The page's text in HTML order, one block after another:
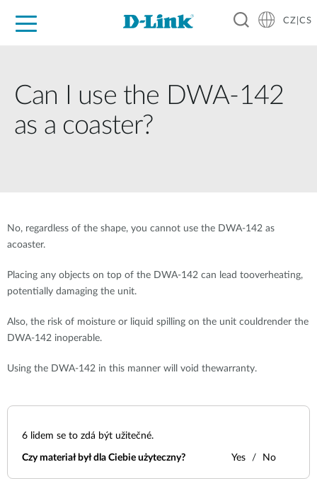
CZ|CS
Can I use the DWA-142
as a coaster?
No, regardless of the shape, you cannot use the DWA-142 as
acoaster.
Placing any objects on top of the DWA-142 can lead tooverheating,
potentially damaging the unit.
Also, the risk of moisture or liquid spilling on the unit couldrender the
DWA-142 inoperable.
Using the DWA-142 in this manner will void thewarranty.
6 lidem se to zdá být užitečné.
Czy materiał był dla Ciebie użyteczny? Yes No